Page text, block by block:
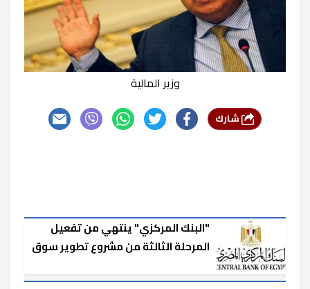
وزير المالية
"البنك المركزي" ينتهي من تفعيل
المرحلة الثالثة من مشروع تطوير سوق